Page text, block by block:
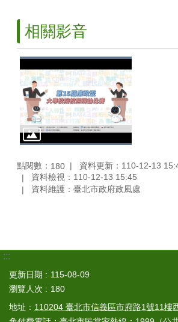
相關影音
點閱數： 180
資料更新：110-12-13
資料檢視：110-12-13 15:45
資料維護：臺北市政府政風處
:::
更新日期
115-08-09
瀏覽人次
180
地址： 110204 臺北市信義區市府路1號11樓